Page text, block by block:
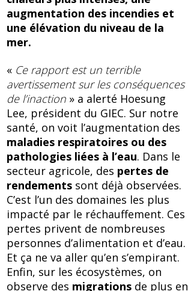
augmentation des incendies et
une élévation du niveau de la
mer.
« Ce rapport est un terrible
avertissement sur les conséquences
de l’inaction » a alerté Hoesung
Lee, président du GIEC. Sur notre
santé, on voit l’augmentation des
maladies respiratoires ou des
pathologies liées à l’eau. Dans le
secteur agricole, des pertes de
rendements sont déjà observées.
C’est l’un des domaines les plus
impacté par le réchauffement. Ces
pertes privent de nombreuses
personnes d’alimentation et d’eau.
Et ça ne va aller qu’en s’empirant.
Enfin, sur les écosystèmes, on
observe des migrations de plus en